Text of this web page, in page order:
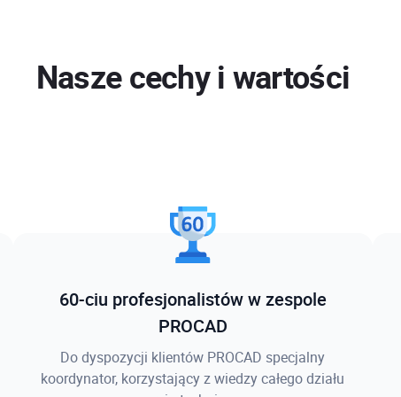
Nasze cechy i wartości
60-ciu profesjonalistów w zespole
PROCAD
Do dyspozycji klientów PROCAD specjalny
koordynator, korzystający z wiedzy całego działu